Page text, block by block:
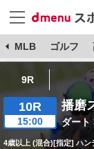
MLB ゴルフ
9R
10R
15:00
播磨
ダート
4歳以上 (混合)[指定] ハン